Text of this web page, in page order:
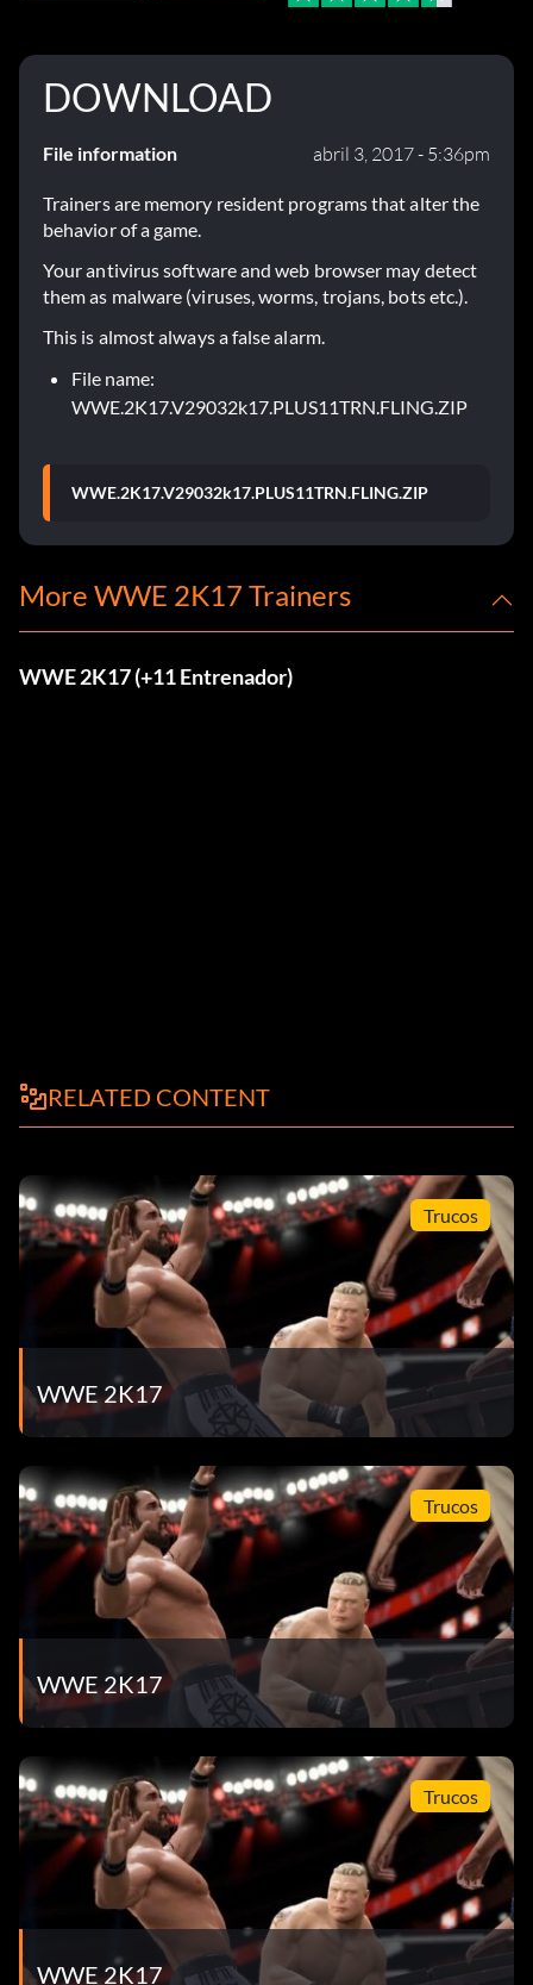
DOWNLOAD
File information abril 3, 2017 - 5:36pm
Trainers are memory resident programs that alter the
behavior of a game.
Your antivirus software and web browser may detect
them as malware (viruses, worms, trojans, bots etc.).
This is almost always a false alarm.
File name:
WWE.2K17.V29032k17.PLUS11TRN.FLING.ZIP
WWE.2K17.V29032k17.PLUS11TRN.FLING.ZIP
More WWE 2K17 Trainers
WWE 2K17 (+11 Entrenador)
RELATED CONTENT
Trucos
WWE 2K17
Trucos
WWE 2K17
Trucos
WWE 2K17